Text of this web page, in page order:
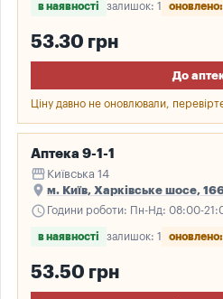
в наявності залишок: 1
53.30 грн
До
Ціну давно не оновлювали, перевірте
Аптека 9-1-1
storefront Київська 14
place м. Київ, Харківське шосе,
schedule Години роботи: Пн-Нд: 08:00-
в наявності залишок: 1
53.50 грн